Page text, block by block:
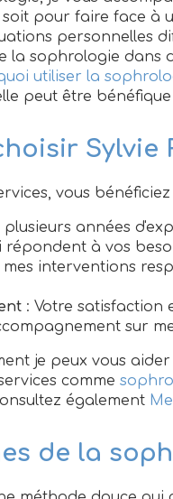
soit pour faire face à
personnelles
la sophrologie dans
utiliser la
peut être
Sylvie
vous bénéficiez
plusieurs années
répondent à vos
mes interventions
: Votre
sur
je peux vous
comme
également
de la